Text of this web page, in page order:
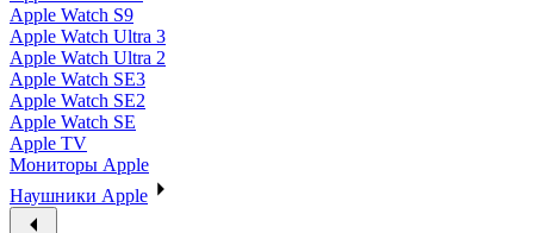
Apple Watch S9
Apple Watch Ultra 3
Apple Watch Ultra 2
Apple Watch SE3
Apple Watch SE2
Apple Watch SE
Apple TV
Мониторы Apple
Наушники Apple